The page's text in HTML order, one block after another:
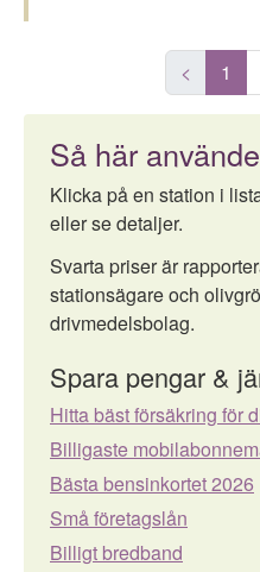
< 1
Så här
Klicka på en station i
eller se detaljer.
Svarta priser är
stationsägare och
drivmedelsbolag.
Spara pengar &
Hitta bäst försäkring för
Billigaste
Bästa bensinkortet 2026
Små företagslån
Billigt bredband